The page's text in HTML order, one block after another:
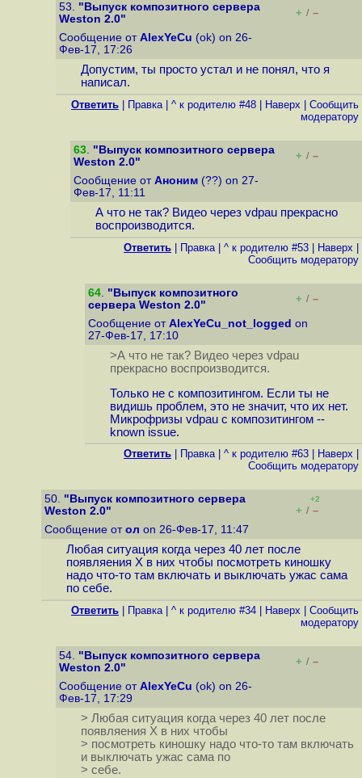
53. "Выпуск композитного сервера
Weston 2.0"
+ / –
Сообщение от AlexYeCu (ok) on 26-
Фев-17, 17:26
Допустим, ты просто устал и не понял, что я
написал.
Ответить Правка| ^ к родителю #48 Наверх
Cообщить
модератору
63. "Выпуск композитного сервера
Weston 2.0"
+ / –
Сообщение от Аноним (??) on 27-
Фев-17, 11:11
А что не так? Видео через vdpau прекрасно
воспроизводится.
Ответить Правка| ^ к родителю #53 Наверх
Cообщить модератору
64. "Выпуск композитного
сервера Weston 2.0"
+ / –
Сообщение от AlexYeCu_not_logged on
27-Фев-17, 17:10
>А что не так? Видео через vdpau
прекрасно воспроизводится.
Только не с композитингом. Если ты не
видишь проблем, это не значит, что их нет.
Микрофризы vdpau с композитингом --
known issue.
Ответить Правка| ^ к родителю #63 Наверх
Cообщить модератору
50. "Выпуск композитного сервера
Weston 2.0"
+2
+ / –
Сообщение от ол on 26-Фев-17, 11:47
Любая ситуация когда через 40 лет после
появляения Х в них чтобы посмотреть киношку
надо что-то там включать и выключать ужас сама
по себе.
Ответить Правка| ^ к родителю #34 Наверх
Cообщить
модератору
54. "Выпуск композитного сервера
Weston 2.0"
+ / –
Сообщение от AlexYeCu (ok) on 26-
Фев-17, 17:29
> Любая ситуация когда через 40 лет после
появляения Х в них чтобы
> посмотреть киношку надо что-то там включать
и выключать ужас сама по
> себе.